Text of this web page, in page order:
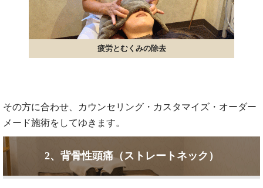
疲労とむくみの除去
その方に合わせ、カウンセリング・カスタマイズ・オーダー
メード施術をしてゆきます。
2、背骨性頭痛（ストレートネック）